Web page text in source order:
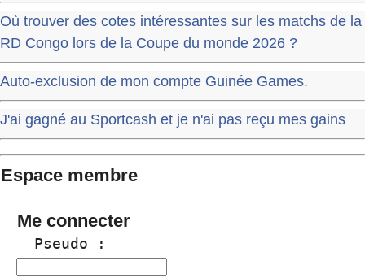
Où trouver des cotes intéressantes sur les matchs de la
RD Congo lors de la Coupe du monde 2026 ?
Auto-exclusion de mon compte Guinée Games.
J'ai gagné au Sportcash et je n'ai pas reçu mes gains
Espace membre
Me connecter
  Pseudo :